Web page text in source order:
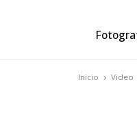
Inicio Video